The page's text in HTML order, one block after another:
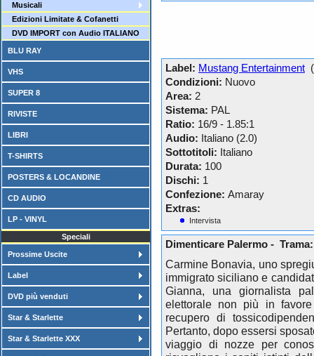
Musicali
Edizioni Limitate & Cofanetti
DVD IMPORT con Audio ITALIANO
BLU RAY
VHS
SUPER 8
RIVISTE
LIBRI
T-SHIRTS
POSTERS & LOCANDINE
CD AUDIO
LP - VINYL
Speciali
Prossime Uscite
Label
DVD più venduti
Star & Starlette
Star & Starlette XXX
Label: Mustang Entertainment
Condizioni: Nuovo
Area: 2
Sistema: PAL
Ratio: 16/9 - 1.85:1
Audio: Italiano (2.0)
Sottotitoli: Italiano
Durata: 100
Dischi: 1
Confezione: Amaray
Extras:
Intervista
Dimenticare Palermo - Trama:
Carmine Bonavia, uno
immigrato siciliano e
Gianna, una giornalista
elettorale non più in
recupero di
Pertanto, dopo essersi
viaggio di nozze per